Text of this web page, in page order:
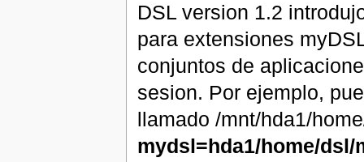
DSL version 1.2
para extensiones
conjuntos de
sesion. Por ejemplo,
llamado /mnt/hda1/
mydsl=hda1/home/dsl/